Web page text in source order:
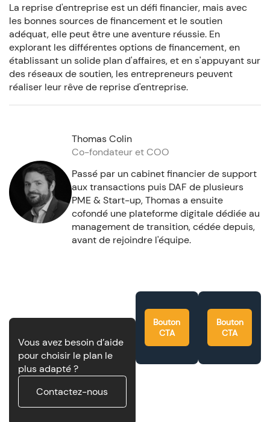
La reprise d'entreprise est un défi financier, mais avec
les bonnes sources de financement et le soutien
adéquat, elle peut être une aventure réussie. En
explorant les différentes options de financement, en
établissant un solide plan d'affaires, et en s'appuyant sur
des réseaux de soutien, les entrepreneurs peuvent
réaliser leur rêve de reprise d'entreprise.
Thomas Colin
Co-fondateur et COO
Passé par un cabinet financier de support
aux transactions puis DAF de plusieurs
PME & Start-up, Thomas a ensuite
cofondé une plateforme digitale dédiée au
management de transition, cédée depuis,
avant de rejoindre l'équipe.
Vous avez besoin d’aide
pour choisir le plan le
plus adapté ?
Contactez-nous
Bouton
CTA
Bouton
CTA